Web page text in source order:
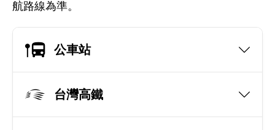
航路線為準。
公車站
台灣高鐵